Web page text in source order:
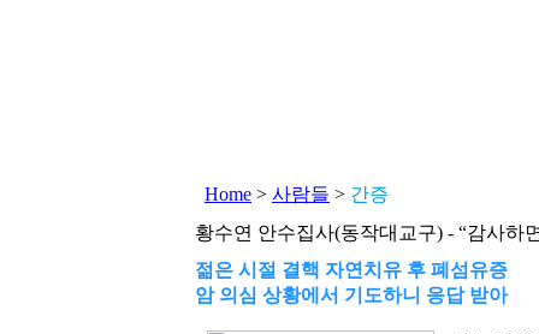
Home > 사람들 > 간증
황수연 안수집사(동작대교구) - “감사하
젊은 시절 결핵 자연치유 후 폐섬유증
암 의심 상황에서 기도하니 응답 받아